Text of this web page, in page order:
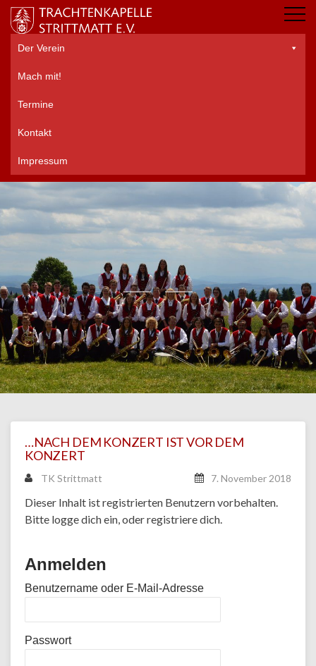
Der Verein
Mach mit!
Termine
Kontakt
Impressum
…NACH DEM KONZERT IST VOR DEM
KONZERT
TK Strittmatt 7. November 2018
Dieser Inhalt ist registrierten Benutzern vorbehalten.
Bitte logge dich ein, oder registriere dich.
Anmelden
Benutzername oder E-Mail-Adresse
Passwort